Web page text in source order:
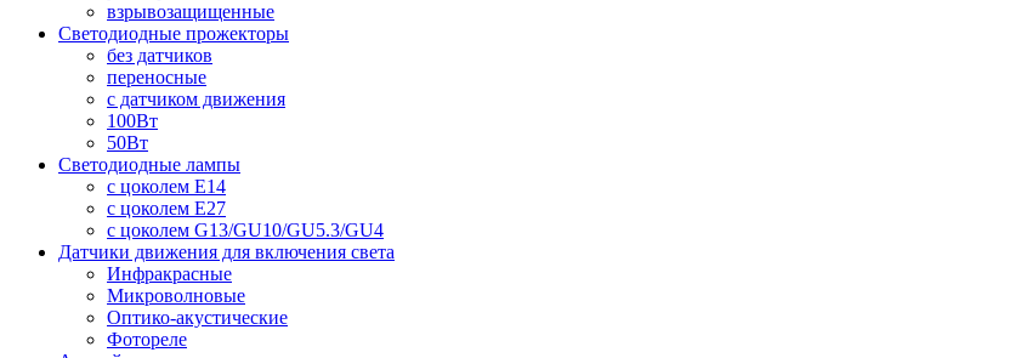
взрывозащищенные
Светодиодные прожекторы
без датчиков
переносные
с датчиком движения
100Вт
50Вт
Светодиодные лампы
с цоколем E14
с цоколем E27
с цоколем G13/GU10/GU5.3/GU4
Датчики движения для включения света
Инфракрасные
Микроволновые
Оптико-акустические
Фотореле